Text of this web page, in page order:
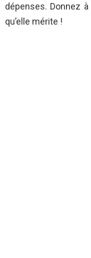
dépenses. Donnez à
qu’elle mérite !